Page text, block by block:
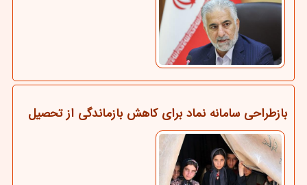
بازطراحی سامانه نماد برای کاهش بازماندگی از تحصیل